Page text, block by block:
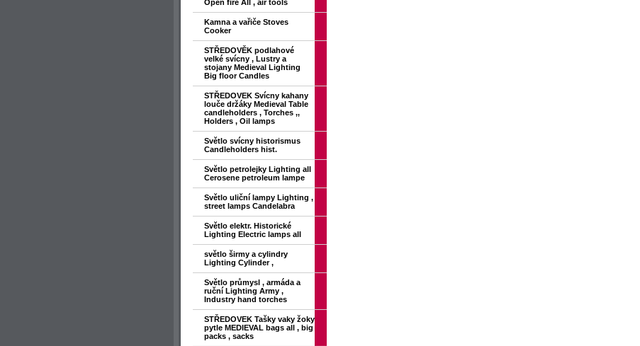
Open fire All , air tools
Kamna a vařiče Stoves
Cooker
STŘEDOVĚK podlahové
velké svícny , Lustry a
stojany Medieval Lighting
Big floor Candles
STŘEDOVEK Svícny kahany
louče držáky Medieval Table
candleholders , Torches ,,
Holders , Oil lamps
Světlo svícny historismus
Candleholders hist.
Světlo petrolejky Lighting all
Cerosene petroleum lampe
Světlo uliční lampy Lighting ,
street lamps Candelabra
Světlo elektr. Historické
Lighting Electric lamps all
světlo širmy a cylindry
Lighting Cylinder ,
Světlo průmysl , armáda a
ruční Lighting Army ,
Industry hand torches
STŘEDOVEK Tašky vaky žoky
pytle MEDIEVAL bags all , big
packs , sacks